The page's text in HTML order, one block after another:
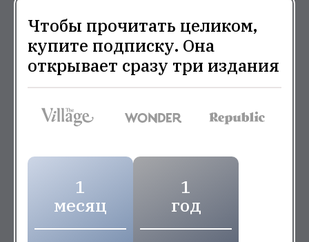
Чтобы прочитать целиком,
купите подписку. Она
открывает сразу три издания
1
месяц
1
год